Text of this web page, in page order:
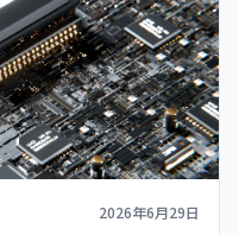
2026年6月29日